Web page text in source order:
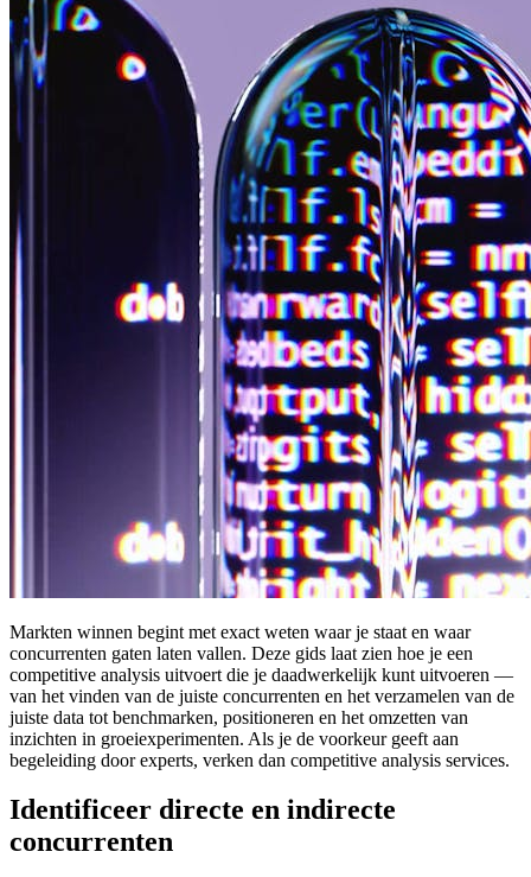
Markten winnen begint met exact weten waar je staat en waar
concurrenten gaten laten vallen. Deze gids laat zien hoe je een
competitive analysis uitvoert die je daadwerkelijk kunt uitvoeren —
van het vinden van de juiste concurrenten en het verzamelen van de
juiste data tot benchmarken, positioneren en het omzetten van
inzichten in groeiexperimenten. Als je de voorkeur geeft aan
begeleiding door experts, verken dan competitive analysis services.
Identificeer directe en indirecte
concurrenten